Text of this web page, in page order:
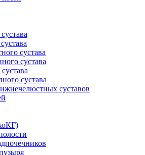
сустава
сустава
сустава
суставов